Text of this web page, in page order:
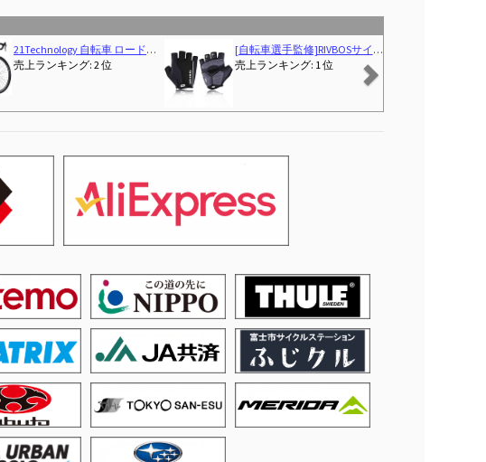
21Technology 自転車 ロードバイク GT100S マットブラック/グリーン 700x28cタイヤ シマノ14段変速ギヤ ドロップハンドル 補助ブレーキ付き 前後キャリパーブレーキ
売上ランキング: 2 位
[自転車選手監修]RIVBOSサイクルグローブ サイクリング 自転車 ロードバイク グローブ 手袋 3D 立体 指切り gel入り 耐磨耗性 伸縮性 通気性 男女兼用 夏用 CHG001
売上ランキング: 1 位
Next